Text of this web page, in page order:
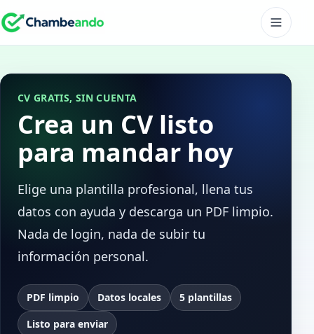
CV GRATIS, SIN CUENTA
Crea un CV listo
para mandar hoy
Elige una plantilla profesional, llena tus
datos con ayuda y descarga un PDF limpio.
Nada de login, nada de subir tu
información personal.
PDF limpio Datos locales
5 plantillas
Listo para enviar